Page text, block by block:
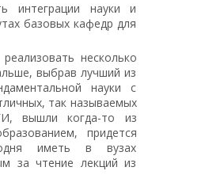
интеграции науки и
базовых кафедр для
несколько
выбрав лучший из
науки с
так называемых
вышли когда-то из
придется
иметь в вузах
за чтение лекций из